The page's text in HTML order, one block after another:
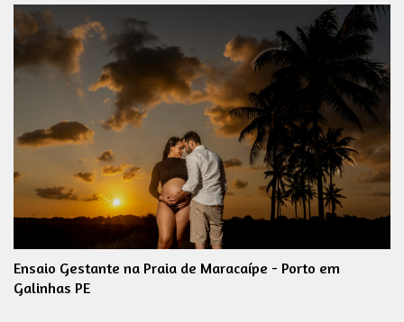
Ensaio Gestante na Praia de Maracaípe - Porto em
Galinhas PE